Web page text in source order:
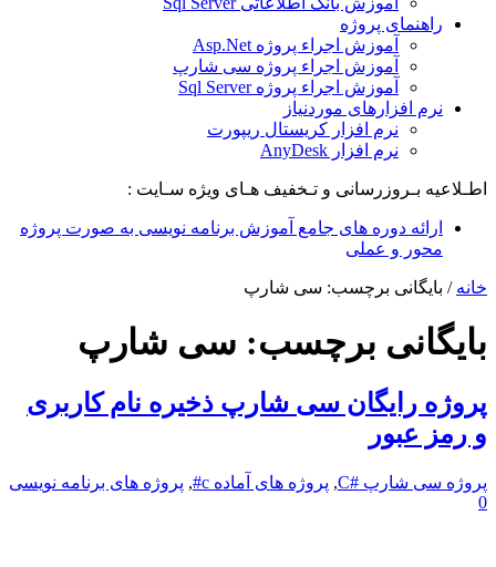
راهنمای پروژه
آموزش اجراء پروژه Asp.Net
آموزش اجراء پروژه سی شارپ
آموزش اجراء پروژه Sql Server
نرم افزارهای موردنیاز
نرم افزار کریستال ریپورت
نرم افزار AnyDesk
اطـلاعیه بـروزرسانی و تـخفیف هـای ویژه سـایت :
ارائه دوره های جامع آموزش برنامه نویسی به صورت پروژه
محور و عملی
خانه / بایگانی برچسب: سی شارپ
بایگانی برچسب: سی شارپ
پروژه رایگان سی شارپ ذخیره نام کاربری
و رمز عبور
پروژه سی شارپ #C , پروژه های آماده c# , پروژه های برنامه نویسی
0